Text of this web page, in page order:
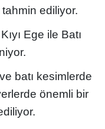
ediliyor.
Ege ile Batı
batı kesimlerde
önemli bir